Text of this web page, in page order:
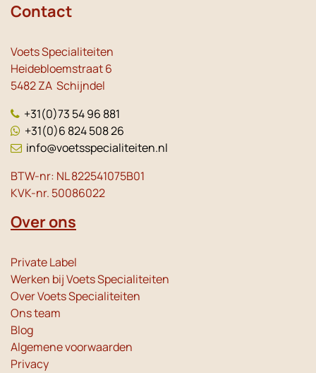
Contact
Voets Specialiteiten
Heidebloemstraat 6
5482 ZA Schijndel
+31(0)73 54 96 881
+31(0)6 824 508 26
info@voetsspecialiteiten.nl
BTW-nr: NL 822541075B01
KVK-nr. 50086022
Over ons
Private Label
Werken bij Voets Specialiteiten
Over Voets Specialiteiten
Ons team
Blog
Algemene voorwaarden
Privacy